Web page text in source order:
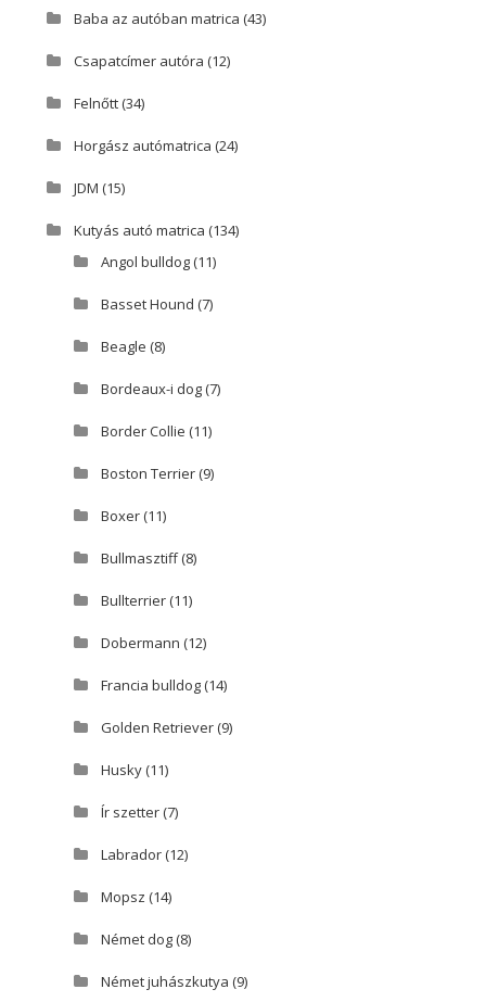
Baba az autóban matrica (43)
Csapatcímer autóra (12)
Felnőtt(34)
Horgász autómatrica (24)
JDM (15)
Kutyás autó matrica (134)
Angol bulldog(11)
Basset Hound (7)
Beagle (8)
Bordeaux-i dog(7)
Border Collie (11)
Boston Terrier(9)
Boxer(11)
Bullmasztiff(8)
Bullterrier(11)
Dobermann (12)
Francia bulldog(14)
Golden Retriever(9)
Husky(11)
Ír szetter(7)
Labrador(12)
Mopsz (14)
Német dog(8)
Német juhászkutya (9)